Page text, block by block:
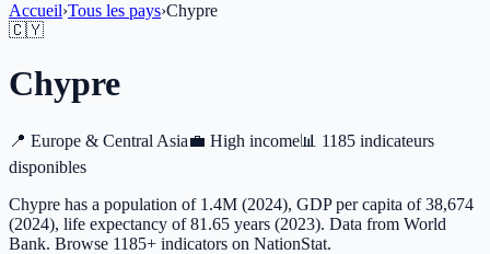
Accueil›Tous les pays›Chypre
🇨🇾
Chypre
📍 Europe & Central Asia💼 High income 📊 1185 indicateurs
disponibles
Chypre has a population of 1.4M (2024), GDP per capita of 38,674
(2024), life expectancy of 81.65 years (2023). Data from World
Bank. Browse 1185+ indicators on NationStat.